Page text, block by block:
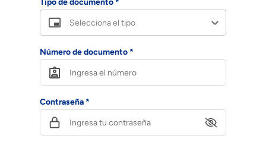
Tipo de documento *
Selecciona el tipo
Número de documento *
Contraseña *